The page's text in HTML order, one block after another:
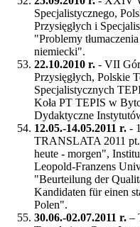
Specjalistycznego,
Przysięgłych i
"Problemy
niemiecki".
22.10.2010 r. - VII
Przysięgłych, Polskie
Specjalistycznych
Koła PT TEPIS w
Dydaktyczne
12.05.-14.05.2011 r. -
TRANSLATA 2011 pt.
heute - morgen",
Leopold-Franzens
"Beurteilung der
Kandidaten für einen
Polen".
30.06.-02.07.2011 r. –